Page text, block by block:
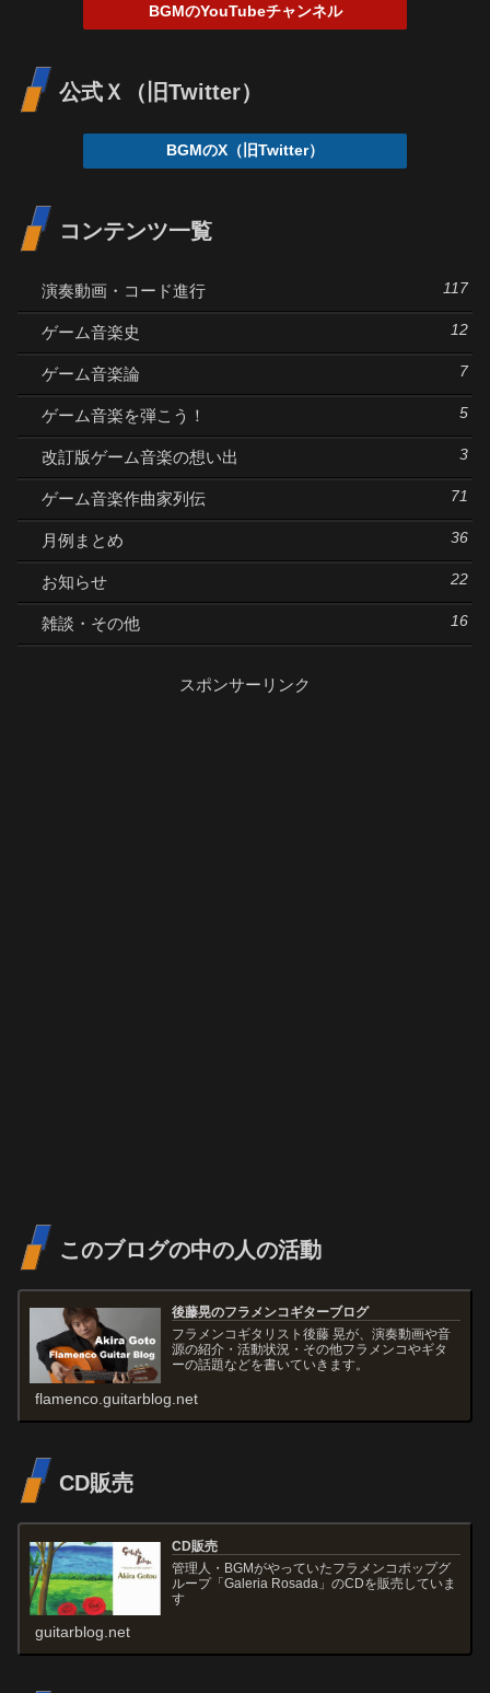
BGMのYouTubeチャンネル
公式Ｘ（旧Twitter）
BGMのX（旧Twitter）
コンテンツ一覧
演奏動画・コード進行 117
ゲーム音楽史 12
ゲーム音楽論 7
ゲーム音楽を弾こう！ 5
改訂版ゲーム音楽の想い出 3
ゲーム音楽作曲家列伝 71
月例まとめ 36
お知らせ 22
雑談・その他 16
スポンサーリンク
このブログの中の人の活動
後藤晃のフラメンコギターブログ
フラメンコギタリスト後藤 晃が、演奏動画や音
源の紹介・活動状況・その他フラメンコやギタ
ーの話題などを書いていきます。
flamenco.guitarblog.net
CD販売
CD販売
管理人・BGMがやっていたフラメンコポップグ
ループ「Galeria Rosada」のCDを販売していま
す
guitarblog.net